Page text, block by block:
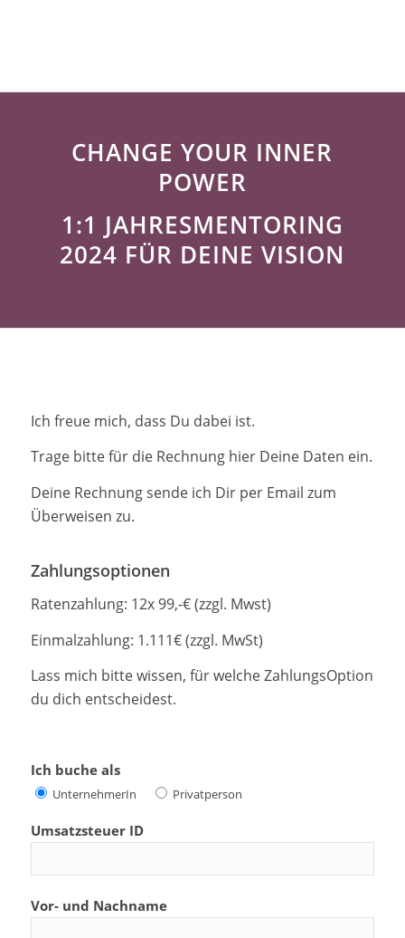
CHANGE YOUR INNER
POWER
1:1 JAHRESMENTORING
2024 FÜR DEINE VISION
Ich freue mich, dass Du dabei ist.
Trage bitte für die Rechnung hier Deine Daten ein.
Deine Rechnung sende ich Dir per Email zum
Überweisen zu.
Zahlungsoptionen
Ratenzahlung: 12x 99,-€ (zzgl. Mwst)
Einmalzahlung: 1.111€ (zzgl. MwSt)
Lass mich bitte wissen, für welche ZahlungsOption
du dich entscheidest.
Ich buche als
UnternehmerIn Privatperson
Umsatzsteuer ID
Vor- und Nachname